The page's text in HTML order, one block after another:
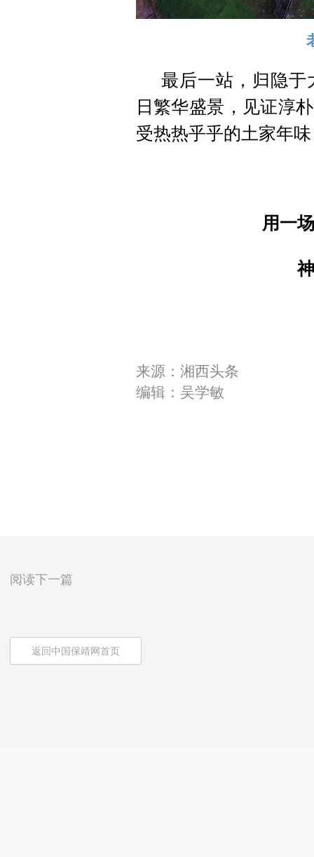
最后一站，归隐于
日繁华盛景，见证淳
受热热乎乎的土家年
用一
来源：湘西头条
编辑：吴学敏
阅读下一篇
返回中国保靖网首页